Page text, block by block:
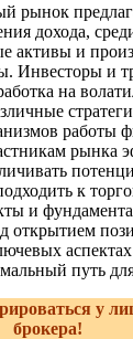
рынок
дохода,
активы и
Инвесторы и
на
работы
рынка
к
и
открытием
путь
у
брокера!